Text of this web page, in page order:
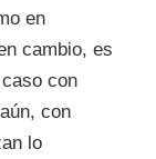
en
cambio, es
con
con
lo